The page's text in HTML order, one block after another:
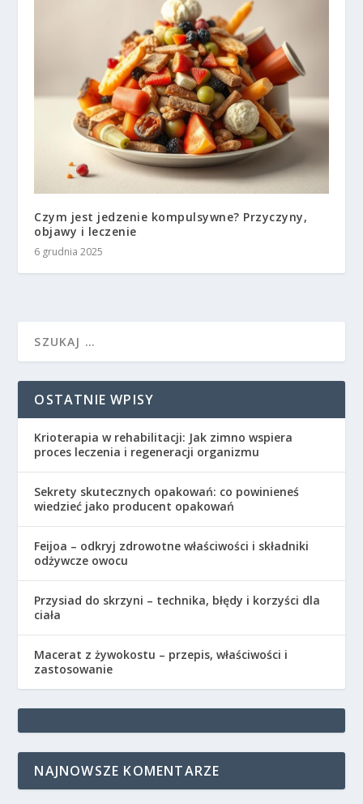
Czym jest jedzenie kompulsywne? Przyczyny,
objawy i leczenie
6 grudnia 2025
OSTATNIE WPISY
Krioterapia w rehabilitacji: Jak zimno wspiera
proces leczenia i regeneracji organizmu
Sekrety skutecznych opakowań: co powinieneś
wiedzieć jako producent opakowań
Feijoa – odkryj zdrowotne właściwości i składniki
odżywcze owocu
Przysiad do skrzyni – technika, błędy i korzyści dla
ciała
Macerat z żywokostu – przepis, właściwości i
zastosowanie
NAJNOWSZE KOMENTARZE